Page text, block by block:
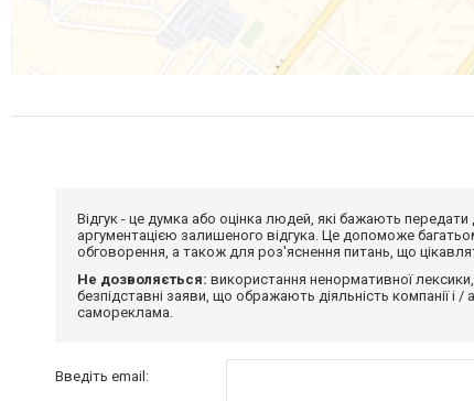
Відгук - це думка або оцінка людей, які бажають
аргументацією залишеного відгука. Це допоможе
обговорення, а також для роз'яснення питань, що
Не дозволяється: використання ненормативної
безпідставні заяви, що ображають діяльність компанії і
самореклама.
Введіть email: